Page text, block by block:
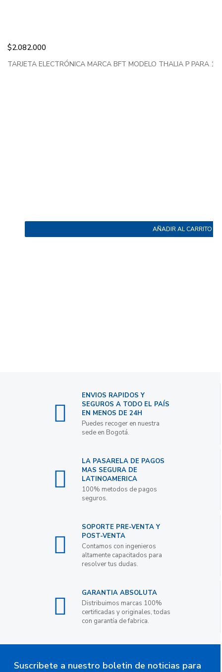
$2.082.000
TARJETA ELECTRÓNICA MARCA BFT MODELO THALIA P PARA 1
AÑADIR AL CARRITO
ENVIOS RAPIDOS Y
SEGUROS A TODO EL PAÍS
EN MENOS DE 24H
Puedes recoger en nuestra
sede en Bogotá.
LA PASARELA DE PAGOS
MAS SEGURA DE
LATINOAMERICA
100% metodos de pagos
seguros.
SOPORTE PRE-VENTA Y
POST-VENTA
Contamos con ingenieros
altamente capacitados para
resolver tus dudas.
GARANTIA ABSOLUTA
Distribuimos marcas 100%
certificadas y originales, todas
con garantía de fabrica.
Suscribete a nuestro boletin de noticias para